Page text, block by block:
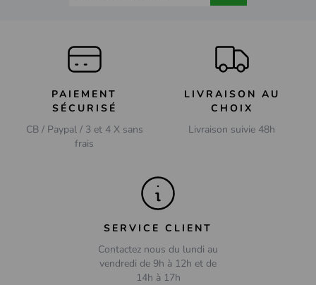
PAIEMENT
SÉCURISÉ
CB / Paypal / 3 et 4 X sans
frais
LIVRAISON AU
CHOIX
Livraison suivie 48h
SERVICE CLIENT
Contactez nous du lundi au
vendredi de 9h à 12h et de
14h à 17h